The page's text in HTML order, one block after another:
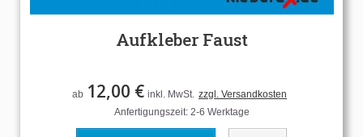
Aufkleber Faust
ab 12,00 € inkl. MwSt. zzgl. Versandkosten
Anfertigungszeit: 2-6 Werktage